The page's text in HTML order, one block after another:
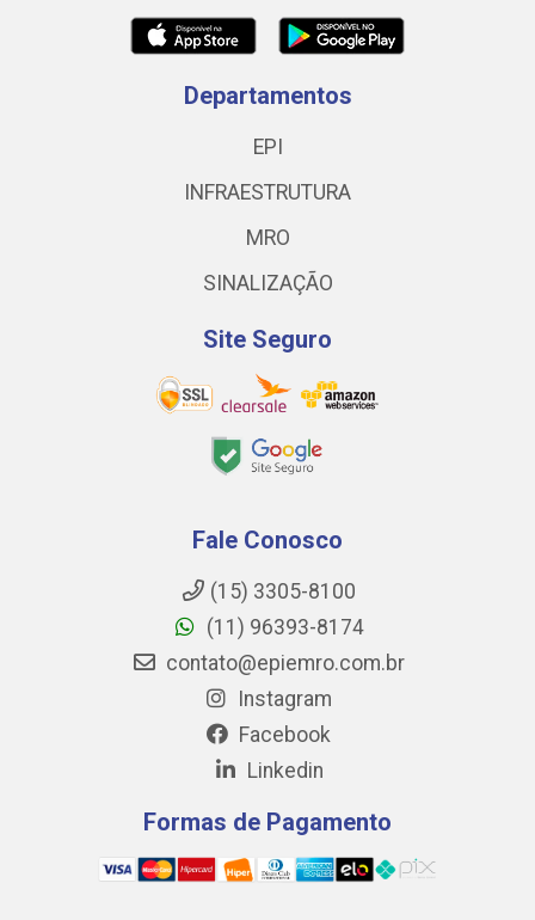
Departamentos
EPI
INFRAESTRUTURA
MRO
SINALIZAÇÃO
Site Seguro
Fale Conosco
(15) 3305-8100
(11) 96393-8174
contato@epiemro.com.br
Instagram
Facebook
Linkedin
Formas de Pagamento